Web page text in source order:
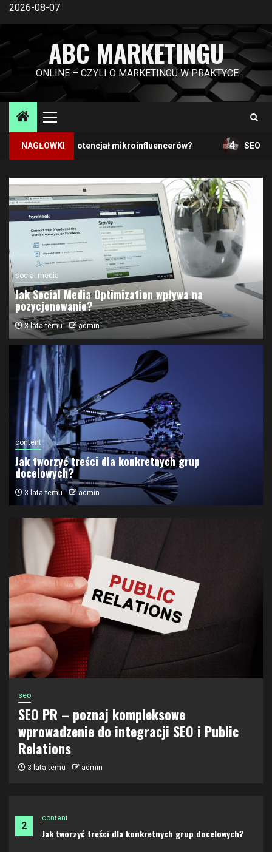
Przejdź
2026-08-07
ABC MARKETINGU
.ONLINE – CZYLI O MARKETINGU W PRAKTYCE
Menu
główne
NAGŁOWKI
potencjał mikroinfluencerów? 4 SEO PR – poznaj
3
Influencer marketing – jak wykorzystać potencjał
mikroinfluencerów?
seo
SEO PR – poznaj kompleksowe
wprowadzenie do integracji SEO i Public
Relations
3 lata temu admin
social media
Jak Social Media Optimization wpływa na
pozycjonowanie?
3 lata temu admin
content
Jak tworzyć treści dla konkretnych grup
docelowych?
3 lata temu admin